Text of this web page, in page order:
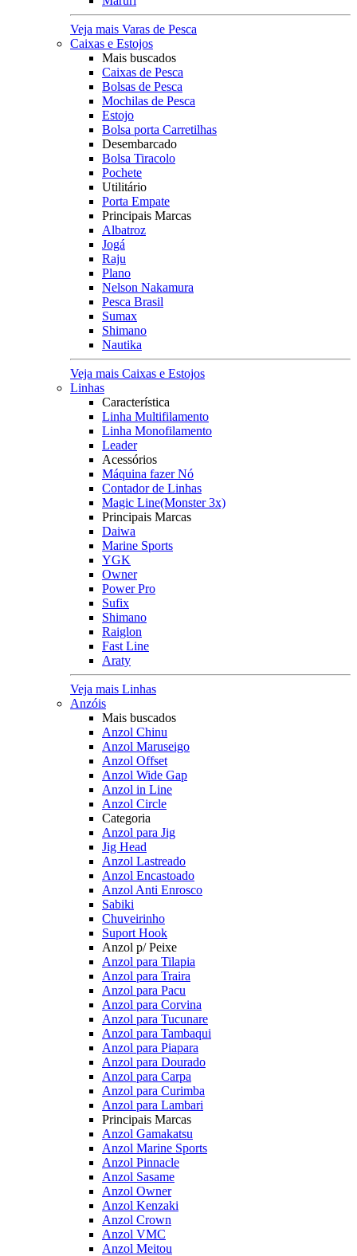
Veja mais Varas de Pesca
Caixas e Estojos
Mais buscados
Caixas de Pesca
Bolsas de Pesca
Mochilas de Pesca
Estojo
Bolsa porta Carretilhas
Desembarcado
Bolsa Tiracolo
Pochete
Utilitário
Porta Empate
Principais Marcas
Albatroz
Jogá
Raju
Plano
Nelson Nakamura
Pesca Brasil
Sumax
Shimano
Nautika
Veja mais Caixas e Estojos
Linhas
Característica
Linha Multifilamento
Linha Monofilamento
Leader
Acessórios
Máquina fazer Nó
Contador de Linhas
Magic Line(Monster 3x)
Principais Marcas
Daiwa
Marine Sports
YGK
Owner
Power Pro
Sufix
Shimano
Raiglon
Fast Line
Araty
Veja mais Linhas
Anzóis
Mais buscados
Anzol Chinu
Anzol Maruseigo
Anzol Offset
Anzol Wide Gap
Anzol in Line
Anzol Circle
Categoria
Anzol para Jig
Jig Head
Anzol Lastreado
Anzol Encastoado
Anzol Anti Enrosco
Sabiki
Chuveirinho
Suport Hook
Anzol p/ Peixe
Anzol para Tilapia
Anzol para Traira
Anzol para Pacu
Anzol para Corvina
Anzol para Tucunare
Anzol para Tambaqui
Anzol para Piapara
Anzol para Dourado
Anzol para Carpa
Anzol para Curimba
Anzol para Lambari
Principais Marcas
Anzol Gamakatsu
Anzol Marine Sports
Anzol Pinnacle
Anzol Sasame
Anzol Owner
Anzol Kenzaki
Anzol Crown
Anzol VMC
Anzol Meitou